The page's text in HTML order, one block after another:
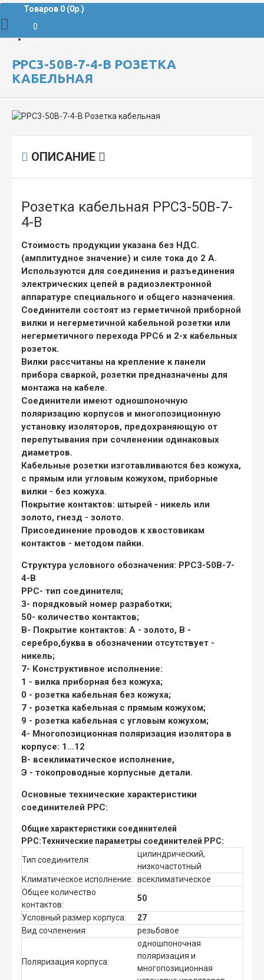
Товаров 0 (0р.)
0
РРС3-50В-7-4-В РОЗЕТКА
КАБЕЛЬНАЯ
ОПИСАНИЕ
Розетка кабельная РРС3-50В-7-
4-В
Стоимость продукции указана без НДС.
(амплитудное значение) и силе тока до 2 А.
Используются для соединения и разъединения
электрических цепей в радиоэлектронной
аппаратуре специального и общего назначения.
Соединители состоят из герметичной приборной
вилки и негерметичной кабельной розетки или
негерметичного перехода РРС6 и 2-х кабельных
розеток.
Вилки рассчитаны на крепление к панели
прибора сваркой, розетки предназначены для
монтажа на кабеле.
Соединители имеют одношпоночную
поляризацию корпусов и многопозиционную
установку изоляторов, предохраняющую от
перепутывания при сочленении одинаковых
диаметров.
Кабельные розетки изготавливаются без кожуха,
с прямым или угловым кожухом, приборные
вилки - без кожуха.
Покрытие контактов: штырей - никель или
золото, гнезд - золото.
Присоединение проводов к хвостовикам
контактов - методом пайки.
Структура условного обозначения: РРС3-50В-7-
4-В
РРС- тип соединителя;
3- порядковый номер разработки;
50- количество контактов;
В- Покрытие контактов: А - золото, В -
серебро,буква в обозначении отсутствует -
никель;
7- Конструктивное исполнение:
1 - вилка приборная без кожуха;
0 - розетка кабельная без кожуха;
7 - розетка кабельная с прямым кожухом;
9 - розетка кабельная с угловым кожухом;
4- Многопозиционная поляризация изолятора в
корпусе: 1...12
В- всеклиматическое исполнение,
Э - токопроводные корпусные детали.
Основные технические характеристики
соединителей РРС:
Общие характеристики соединителей
РРС:Технические параметры соединителей РРС:
Тип соединителя:
цилиндрический,
низкочастотный
Климатическое исполнение: всеклиматическое
Общее количество
контактов:
50
Условный размер корпуса:
27
Вид сочленения:
резьбовое
Поляризация корпуса:
одношпоночная
поляризация и
многопозиционная